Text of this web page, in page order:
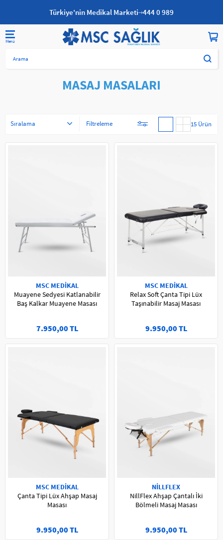
Türkiye'nin Medikal Marketi 444 0 989
MASAJ MASALARI
Filtreleme
Sıralama 15 Ürün
MSC MEDİKAL
Muayene Sedyesi Katlanabilir
Baş Kalkar Muayene Masası
7.950,00 TL
MSC MEDİKAL
Relax Soft Çanta Tipi Lüx
Taşınabilir Masaj Masası
9.950,00 TL
MSC MEDİKAL
Çanta Tipi Lüx Ahşap Masaj
Masası
9.950,00 TL
NİLLFLEX
NillFlex Ahşap Çantalı İki
Bölmeli Masaj Masası
9.950,00 TL